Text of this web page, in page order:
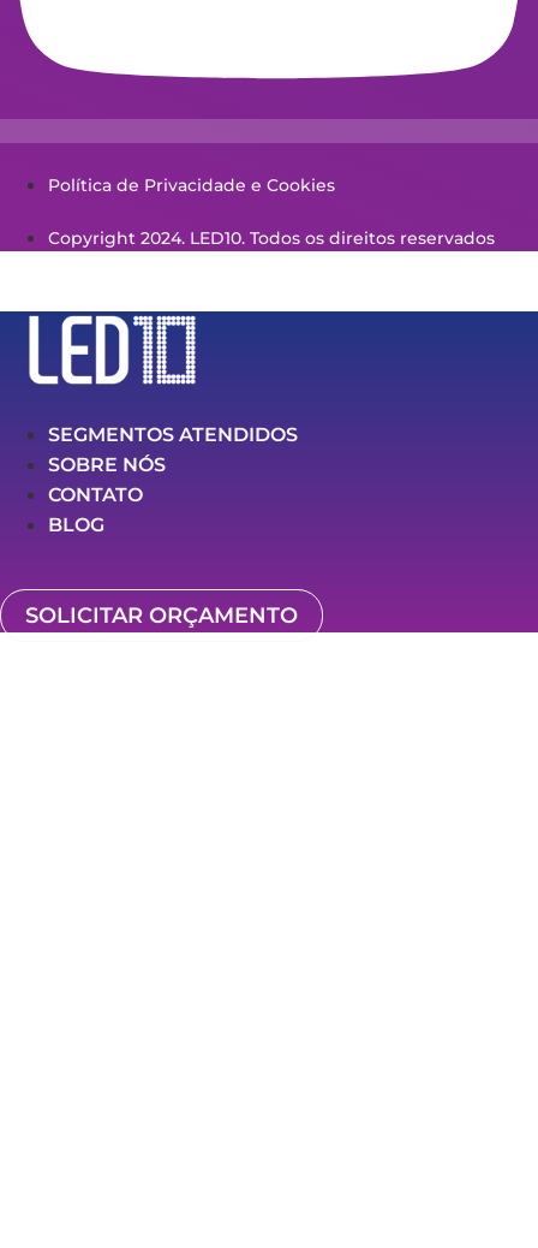
Política de Privacidade e Cookies
Copyright 2024. LED10. Todos os direitos reservados
SEGMENTOS ATENDIDOS
SOBRE NÓS
CONTATO
BLOG
SOLICITAR ORÇAMENTO